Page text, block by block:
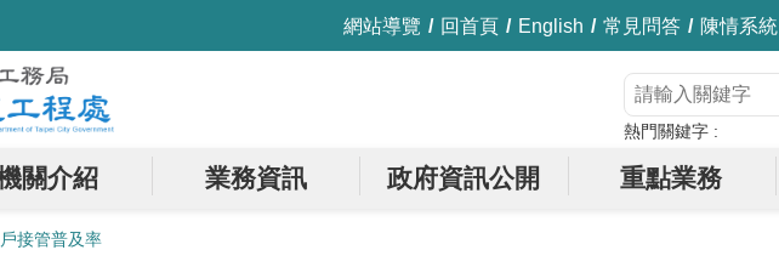
網站導覽 回首頁 English 常見問答 陳情系統
熱門關鍵字
關介紹 業務資訊 政府資訊公開 重點業務
接管普及率